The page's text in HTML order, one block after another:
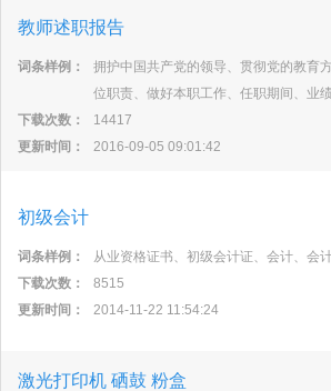
教师述职报告
词条样例：
拥护中国共产党的领导、贯彻党的教育
位职责、做好本职工作、任职期间、业
下载次数：
14417
更新时间：
2016-09-05 09:01:42
初级会计
词条样例：
从业资格证书、初级会计证、会计、会
下载次数：
8515
更新时间：
2014-11-22 11:54:24
激光打印机 硒鼓 粉盒